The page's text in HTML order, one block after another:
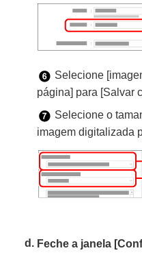
Selecione
página] para [Salvar
Selecione o
imagem digitalizada
Feche a janela